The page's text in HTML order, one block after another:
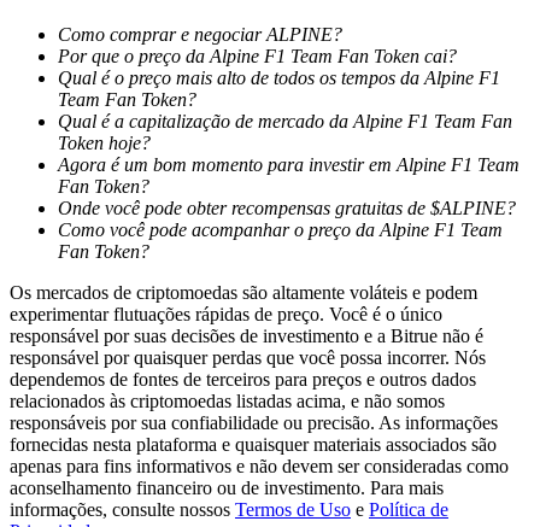
Bloqueios de BTR
Investimentos exclusivos para titulares de BTR
Empréstimos
Serviço de empréstimo apoiado por criptografia
Como comprar e negociar ALPINE?
Por que o preço da Alpine F1 Team Fan Token cai?
Qual é o preço mais alto de todos os tempos da Alpine F1
Team Fan Token?
Qual é a capitalização de mercado da Alpine F1 Team Fan
Token hoje?
Agora é um bom momento para investir em Alpine F1 Team
Fan Token?
Onde você pode obter recompensas gratuitas de $ALPINE?
Como você pode acompanhar o preço da Alpine F1 Team
Fan Token?
Os mercados de criptomoedas são altamente voláteis e podem
experimentar flutuações rápidas de preço. Você é o único
responsável por suas decisões de investimento e a Bitrue não é
responsável por quaisquer perdas que você possa incorrer. Nós
dependemos de fontes de terceiros para preços e outros dados
relacionados às criptomoedas listadas acima, e não somos
responsáveis por sua confiabilidade ou precisão. As informações
fornecidas nesta plataforma e quaisquer materiais associados são
apenas para fins informativos e não devem ser consideradas como
aconselhamento financeiro ou de investimento. Para mais
informações, consulte nossos Termos de Uso e Política de